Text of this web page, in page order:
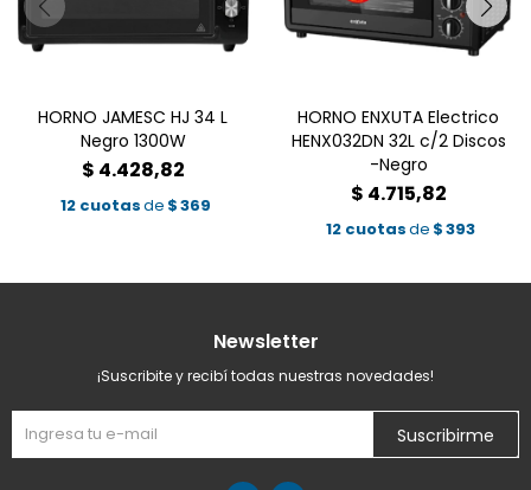
HORNO JAMESC HJ 34 L
Negro 1300W
$ 4.428,82
12 cuotasde $369
HORNO ENXUTA Electrico
HENX032DN 32L c/2 Discos
-Negro
$ 4.715,82
12 cuotasde $393
Newsletter
¡Suscribite y recibí todas nuestras novedades!
Suscribirme